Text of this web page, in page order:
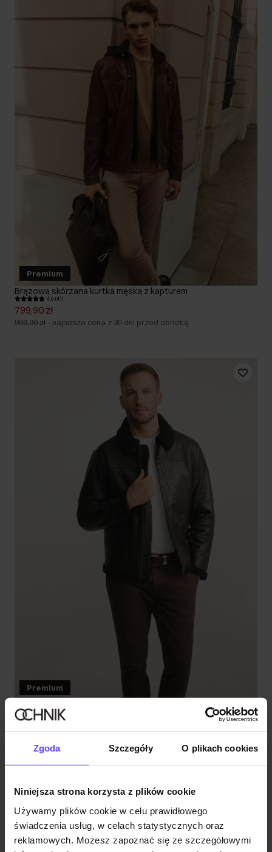
Zgoda Szczegóły O plikach cookies
Niniejsza strona korzysta z plików cookie
Używamy plików cookie w celu prawidłowego
świadczenia usług, w celach statystycznych oraz
reklamowych. Możesz zapoznać się ze szczegółowymi
Premium
Brązowa skórzana kurtka męska z kapturem
4.9 (41)
799,90 zł
999,90 zł - najniższa cena z 30 dni przed obniżką
Premium
4.9 (44)
899,90 zł